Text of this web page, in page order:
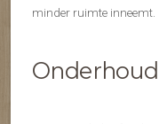
minder ruimte inneemt.
Onderhoud